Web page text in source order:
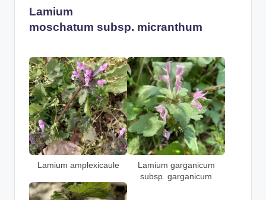
Lamium
moschatum subsp. micranthum
Lamium amplexicaule
Lamium garganicum
subsp. garganicum